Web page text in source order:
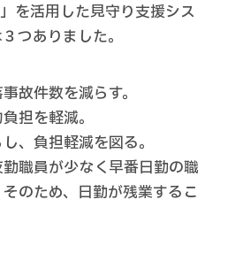
を活用した見守り支援シス
つありました。
故件数を減らす。
担を軽減。
、負担軽減を図る。
職員が少なく早番日勤の職
のため、日勤が残業するこ